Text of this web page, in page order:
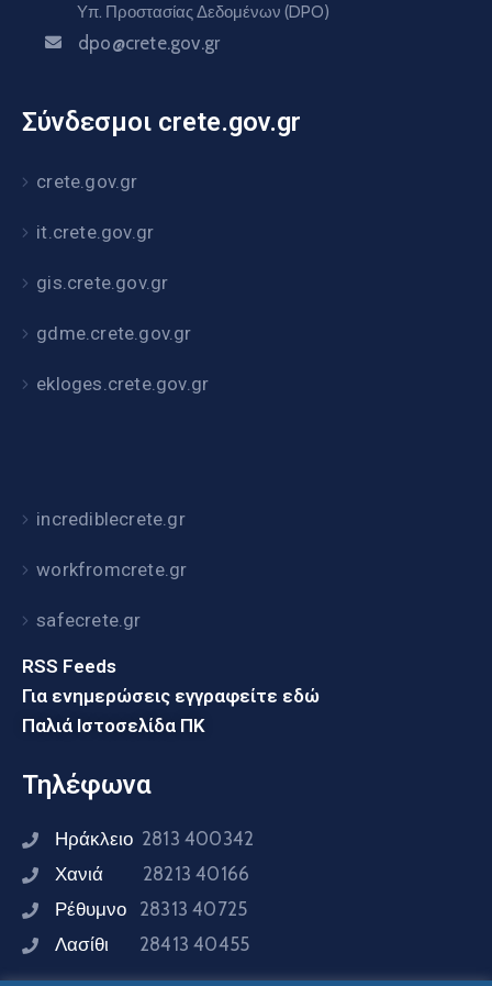
Υπ. Προστασίας Δεδομένων (DPO)
dpo@crete.gov.gr
Σύνδεσμοι crete.gov.gr
crete.gov.gr
it.crete.gov.gr
gis.crete.gov.gr
gdme.crete.gov.gr
ekloges.crete.gov.gr
incrediblecrete.gr
workfromcrete.gr
safecrete.gr
RSS Feeds
Για ενημερώσεις εγγραφείτε εδώ
Παλιά Ιστοσελίδα ΠΚ
Τηλέφωνα
Ηράκλειο 2813 400342
Χανιά 28213 40166
Ρέθυμνο 28313 40725
Λασίθι 28413 40455